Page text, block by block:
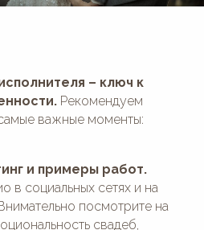
– ключ к
Рекомендуем
важные моменты:
и примеры работ.
в социальных сетях и на
посмотрите на
свадеб,